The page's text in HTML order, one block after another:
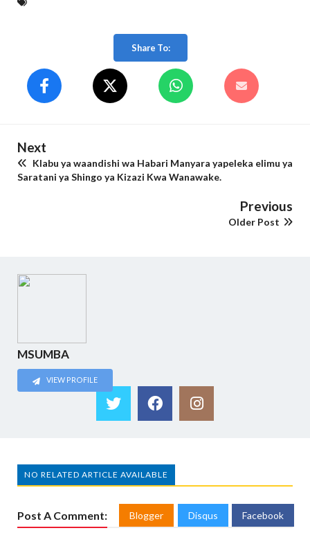
Share To:
Next
Klabu ya waandishi wa Habari Manyara yapeleka elimu ya
Saratani ya Shingo ya Kizazi Kwa Wanawake.
Previous
Older Post
MSUMBA
VIEW PROFILE
NO RELATED ARTICLE AVAILABLE
Post A Comment: Blogger Disqus Facebook